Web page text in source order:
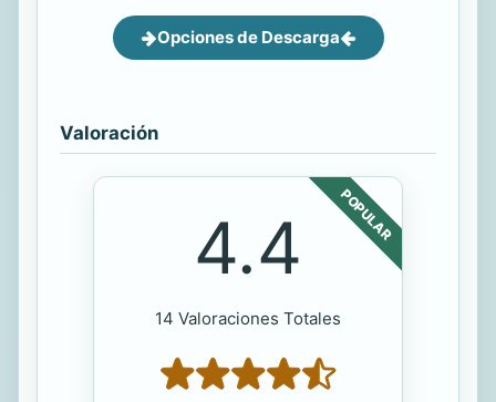
Opciones de Descarga
Valoración
POPULAR
4.4
14 Valoraciones Totales